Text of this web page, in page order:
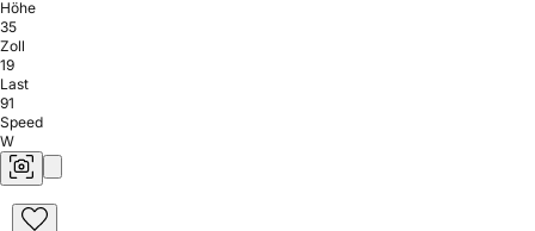
Höhe
35
Zoll
19
Last
91
Speed
W